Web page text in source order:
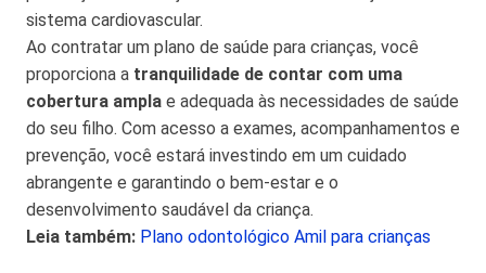
sistema cardiovascular.
Ao contratar um plano de saúde para crianças, você
proporciona a tranquilidade de contar com uma
cobertura ampla e adequada às necessidades de saúde
do seu filho. Com acesso a exames, acompanhamentos e
prevenção, você estará investindo em um cuidado
abrangente e garantindo o bem-estar e o
desenvolvimento saudável da criança.
Leia também: Plano odontológico Amil para crianças